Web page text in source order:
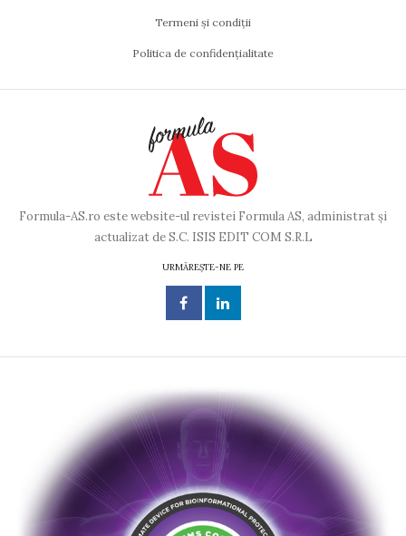
Termeni și condiții
Politica de confidențialitate
Formula-AS.ro este website-ul revistei Formula AS, administrat și
actualizat de S.C. ISIS EDIT COM S.R.L
URMĂREȘTE-NE PE